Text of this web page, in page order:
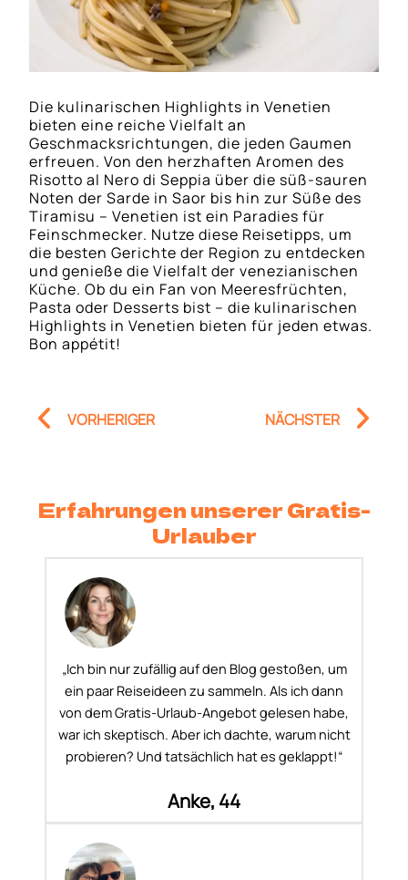
Die kulinarischen Highlights in Venetien
bieten eine reiche Vielfalt an
Geschmacksrichtungen, die jeden Gaumen
erfreuen. Von den herzhaften Aromen des
Risotto al Nero di Seppia über die süß-sauren
Noten der Sarde in Saor bis hin zur Süße des
Tiramisu – Venetien ist ein Paradies für
Feinschmecker. Nutze diese Reisetipps, um
die besten Gerichte der Region zu entdecken
und genieße die Vielfalt der venezianischen
Küche. Ob du ein Fan von Meeresfrüchten,
Pasta oder Desserts bist – die kulinarischen
Highlights in Venetien bieten für jeden etwas.
Bon appétit!
Prev
VORHERIGER NÄCHSTER
Erfahrungen unserer Gratis-
Urlauber
„Ich bin nur zufällig auf den Blog gestoßen, um
ein paar Reiseideen zu sammeln. Als ich dann
von dem Gratis-Urlaub-Angebot gelesen habe,
war ich skeptisch. Aber ich dachte, warum nicht
probieren? Und tatsächlich hat es geklappt!“
Anke, 44